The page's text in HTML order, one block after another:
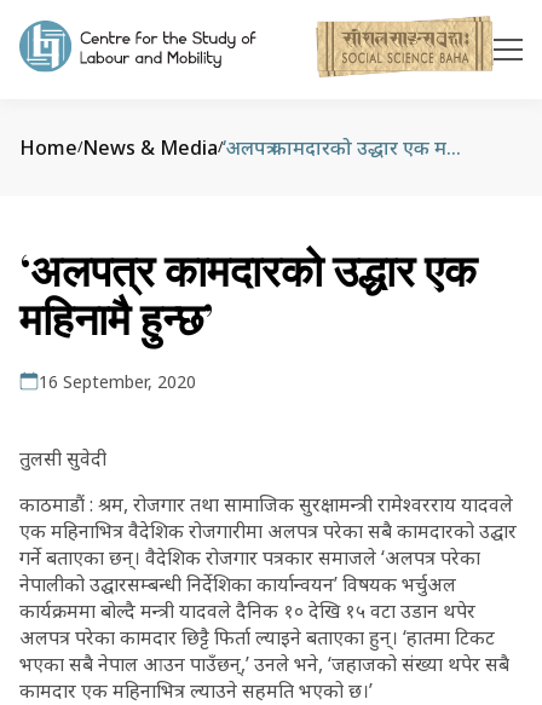
Home/News & Media/ ‘अलपत्र कामदारको उद्धार एक महिनामै हुन्‍छ’
‘अलपत्र कामदारको उद्धार एक
महिनामै हुन्‍छ’
16 September, 2020
तुलसी सुवेदी
काठमाडौं : श्रम, रोजगार तथा सामाजिक सुरक्षामन्त्री रामेश्वरराय यादवले
एक महिनाभित्र वैदेशिक रोजगारीमा अलपत्र परेका सबै कामदारको उद्घार
गर्ने बताएका छन्। वैदेशिक रोजगार पत्रकार समाजले ‘अलपत्र परेका
नेपालीको उद्घारसम्बन्धी निर्देशिका कार्यान्वयन’ विषयक भर्चुअल
कार्यक्रममा बोल्दै मन्त्री यादवले दैनिक १० देखि १५ वटा उडान थपेर
अलपत्र परेका कामदार छिट्टै फिर्ता ल्याइने बताएका हुन्। ‘हातमा टिकट
भएका सबै नेपाल आउन पाउँछन्,’ उनले भने, ‘जहाजको संख्या थपेर सबै
कामदार एक महिनाभित्र ल्याउने सहमति भएको छ।’